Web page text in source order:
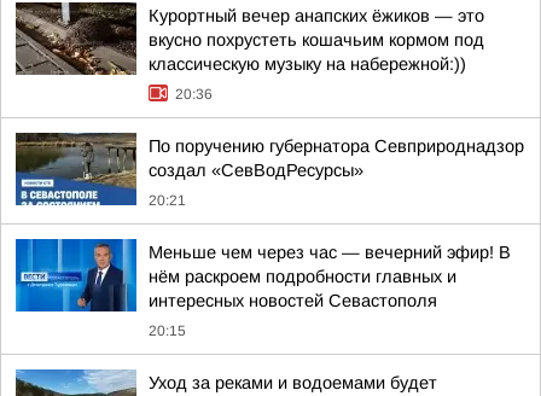
Курортный вечер анапских ёжиков — это
вкусно похрустеть кошачьим кормом под
классическую музыку на набережной:))
20:36
По поручению губернатора Севприроднадзор
создал «СевВодРесурсы»
20:21
Меньше чем через час — вечерний эфир! В
нём раскроем подробности главных и
интересных новостей Севастополя
20:15
Уход за реками и водоемами будет